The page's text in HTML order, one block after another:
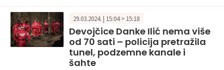
29.03.2024. | 15:04 > 15:18
Devojčice Danke Ilić nema više
od 70 sati – policija pretražila
tunel, podzemne kanale i
šahte